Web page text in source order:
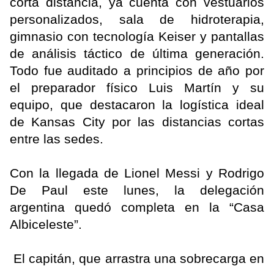
personalizados, sala de hidroterapia,
gimnasio con tecnología Keiser y pantallas
de análisis táctico de última generación.
Todo fue auditado a principios de año por
el preparador físico Luis Martín y su
equipo, que destacaron la logística ideal
de Kansas City por las distancias cortas
entre las sedes.
Con la llegada de Lionel Messi y Rodrigo
De Paul este lunes, la delegación
argentina quedó completa en la “Casa
Albiceleste”.
El capitán, que arrastra una sobrecarga en